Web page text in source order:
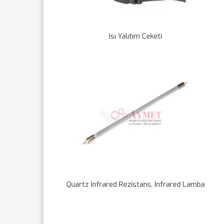
Isı Yalıtım Ceketi
Quartz Infrared Rezistans, Infrared Lamba